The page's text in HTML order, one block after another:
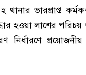
থানার ভারপ্রাপ্ত
হওয়া লাশের পরিচয়
নির্ধারণে